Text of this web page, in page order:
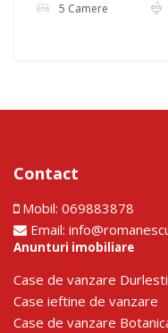
5 Camere
Contact
Mobil: 069883878
Email:
Anunturi imobiliare
Сase de vanzare Durlesti
Сase ieftine de vanzare
Сase de vanzare